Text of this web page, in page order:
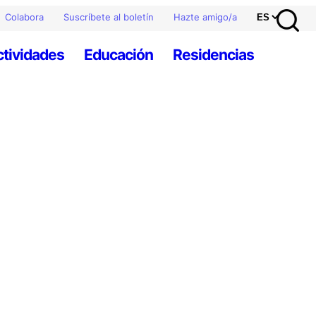
Colabora Suscríbete al boletín Hazte amigo/a
Educación Residencias